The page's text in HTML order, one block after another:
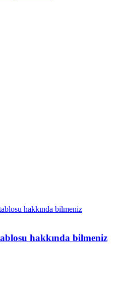
hakkında bilmeniz
hakkında bilmeniz